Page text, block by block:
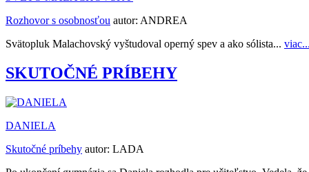
Rozhovor s osobnosťou autor: ANDREA
Svätopluk Malachovský vyštudoval operný spev a ako sólista...
SKUTOČNÉ PRÍBEHY
DANIELA
Skutočné príbehy autor: LADA